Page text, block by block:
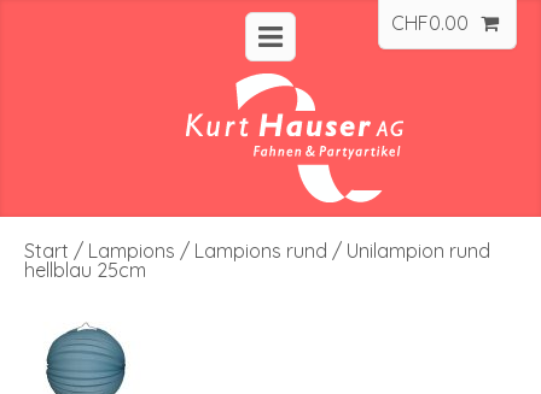
CHF0.00
Start / Lampions / Lampions rund / Unilampion rund
hellblau 25cm